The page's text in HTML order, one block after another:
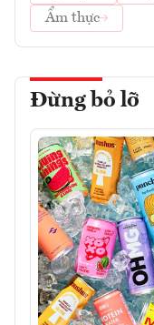
Ẩm thực
Đừng bỏ lỡ